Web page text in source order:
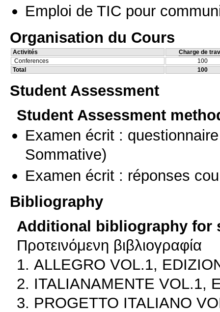
Emploi de TIC pour
Organisation du Cours
Activités
Charge de
Conferences
100
Total
100
Student Assessment
Student Assessment
Examen écrit :
Sommative)
Examen écrit : réponses
Bibliography
Additional bibliography for
Προτεινόμενη βιβλιογραφία
1. ALLEGRO VOL.1,
2. ITALIANAMENTE VOL.1,
3. PROGETTO ITALIANO